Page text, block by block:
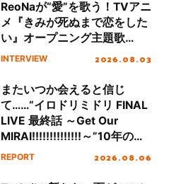
ReoNaが“愛”を歌う！TVアニ
メ『きみが死ぬまで恋をした
い』オープニング主題歌
「Amore」インタビュー
INTERVIEW 2026.08.03
またいつか会えると信じ
て……“イロドリミドリ FINAL
LIVE 最終話 ～Get Our
MIRAI!!!!!!!!!!!!!!～”10年の活
動を経てファイナルを迎える
REPORT 2026.08.06